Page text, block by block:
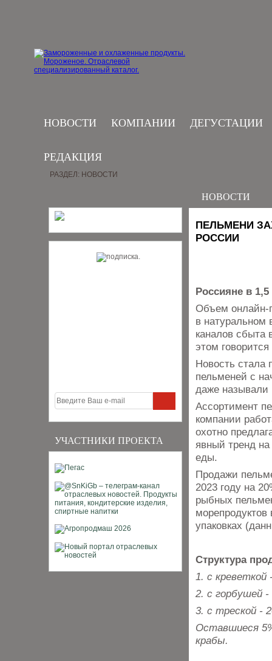
НОВОСТИ КОМПАНИИ ДЕГУСТАЦИИ
РЕДАКЦИЯ
УЧАСТНИКИ ПРОЕКТА
РАЗДЕЛ: НОВОСТИ
НОВОСТИ
ПЕЛЬМЕНИ
РОССИИ
Россияне в
Объем онлайн-
в натуральном
каналов сбыта
этом
Новость стала
пельменей с
даже называли
Ассортимент
компании
охотно
явный тренд на
еды.
Продажи
2023 году на
рыбных
морепродуктов
упаковках
Структура
1. с креветкой
2. с горбушей -
3. с треской -
Оставшиеся
крабы.